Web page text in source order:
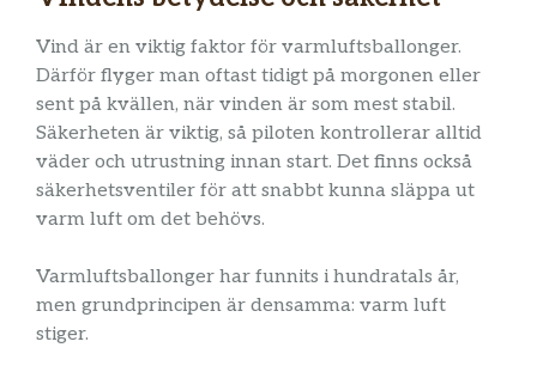
Vind är en viktig faktor för varmluftsballonger.
Därför flyger man oftast tidigt på morgonen eller
sent på kvällen, när vinden är som mest stabil.
Säkerheten är viktig, så piloten kontrollerar alltid
väder och utrustning innan start. Det finns också
säkerhetsventiler för att snabbt kunna släppa ut
varm luft om det behövs.
Varmluftsballonger har funnits i hundratals år,
men grundprincipen är densamma: varm luft
stiger.